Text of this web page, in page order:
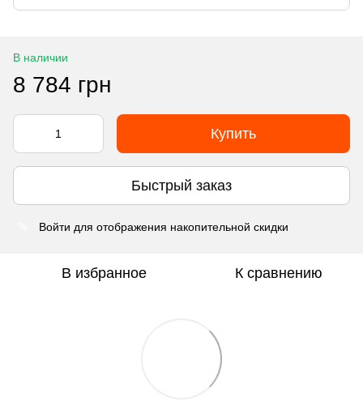
В наличии
8 784 грн
Купить
Быстрый заказ
Войти для отображения накопительной скидки
В избранное К сравнению